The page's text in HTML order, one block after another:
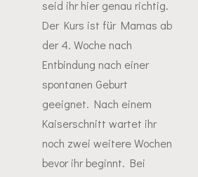
seid ihr hier genau richtig.
Der Kurs ist für Mamas ab
der 4. Woche nach
Entbindung nach einer
spontanen Geburt
geeignet. Nach einem
Kaiserschnitt wartet ihr
noch zwei weitere Wochen
bevor ihr beginnt. Bei